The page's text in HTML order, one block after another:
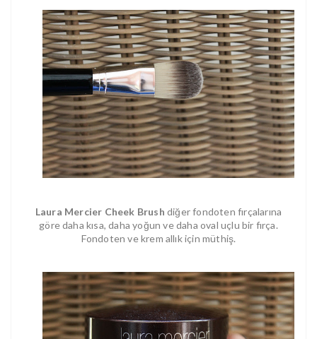
Laura Mercier Cheek Brush diğer fondoten fırçalarına
göre daha kısa, daha yoğun ve daha oval uçlu bir fırça.
Fondoten ve krem allık için müthiş.